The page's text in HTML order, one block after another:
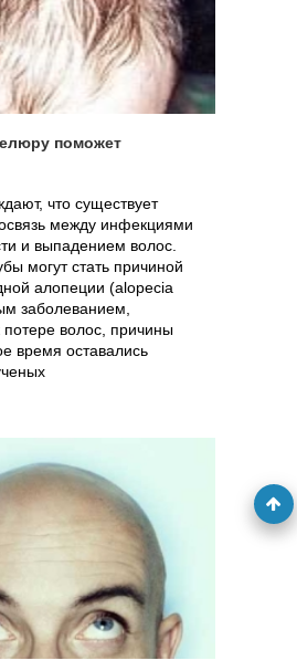
поможет
что существует
между инфекциями
и выпадением волос.
могут стать причиной
алопеции (alopecia
заболеванием,
волос, причины
время оставались